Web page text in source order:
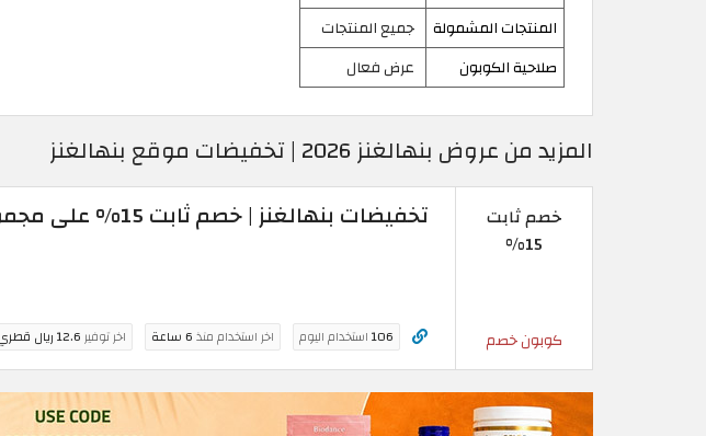
المنتجات المشمولة
جميع المنتجات
صلاحية الكوبون
عرض فعال
المزيد من عروض بنهالغنز 2026 | تخفيضات موقع بنهالغنز
خصم ثابت
15%
كوبون خصم
تخفيضات بنهالغنز | خصم ثابت 15% على مجموعات الهدايا
106استخدام اليوم اخر استخدام منذ6 ساعة اخر توفير12.6 ريال قطري